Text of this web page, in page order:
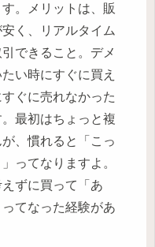
。メリットは、販
く、リアルタイム
できること。デメ
い時にすぐに買え
ぐに売れなかった
最初はちょっと複
、慣れると「こっ
ってなりますよ。
ずに買って「あ
てなった経験があ